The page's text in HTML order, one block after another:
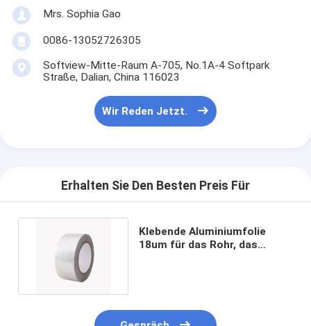
Glasgewebe-Isolierungs-Band
Glasgewebe-Klebstreifen
Polyimide-Film-Klebstreifen
Mrs. Sophia Gao
0086-13052726305
Softview-Mitte-Raum A-705, No.1A-4 Softpark
Straße, Dalian, China 116023
Wir Reden Jetzt.
Erhalten Sie Den Besten Preis Für
Klebende Aluminiumfolie
18um für das Rohr, das